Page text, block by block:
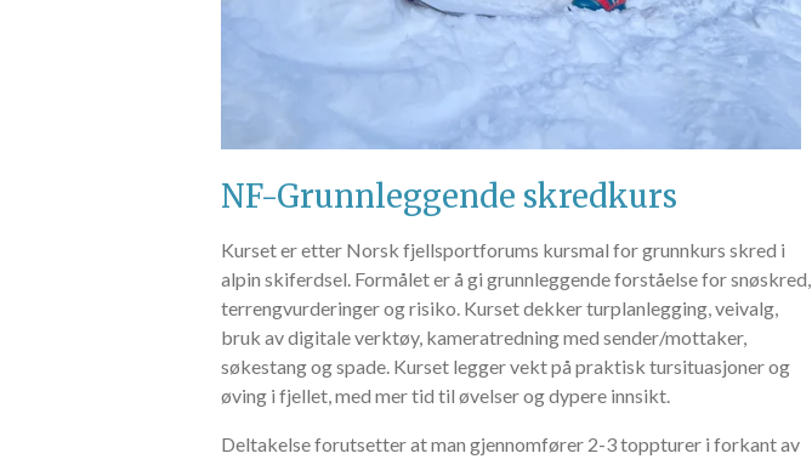
NF-Grunnleggende skredkurs
Kurset er etter Norsk fjellsportforums kursmal for grunnkurs skred i
alpin skiferdsel. Formålet er å gi grunnleggende forståelse for snøskred,
terrengvurderinger og risiko. Kurset dekker turplanlegging, veivalg,
bruk av digitale verktøy, kameratredning med sender/mottaker,
søkestang og spade. Kurset legger vekt på praktisk tursituasjoner og
øving i fjellet, med mer tid til øvelser og dypere innsikt.
Deltakelse forutsetter at man gjennomfører 2-3 toppturer i forkant av